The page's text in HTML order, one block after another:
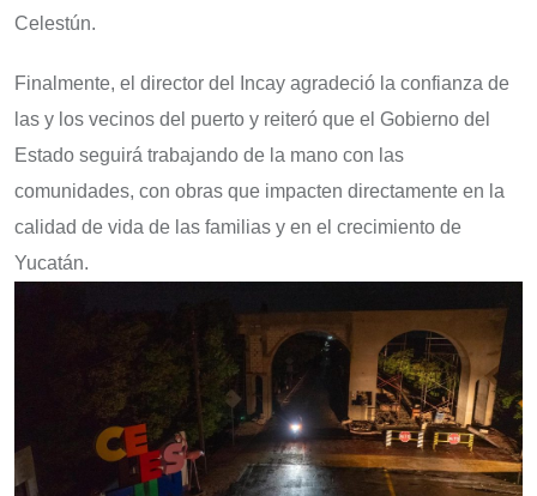
Celestún.
Finalmente, el director del Incay agradeció la confianza de
las y los vecinos del puerto y reiteró que el Gobierno del
Estado seguirá trabajando de la mano con las
comunidades, con obras que impacten directamente en la
calidad de vida de las familias y en el crecimiento de
Yucatán.